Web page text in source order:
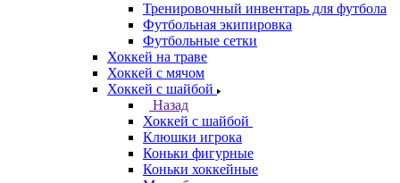
Тренировочный инвентарь для футбола
Футбольная экипировка
Футбольные сетки
Хоккей на траве
Хоккей с мячом
Хоккей с шайбой
Назад
Хоккей с шайбой
Клюшки игрока
Коньки фигурные
Коньки хоккейные